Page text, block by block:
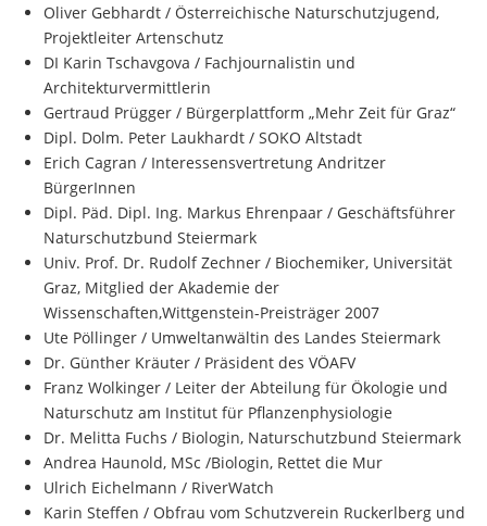
Oliver Gebhardt / Österreichische Naturschutzjugend,
Projektleiter Artenschutz
DI Karin Tschavgova / Fachjournalistin und
Architekturvermittlerin
Gertraud Prügger / Bürgerplattform „Mehr Zeit für Graz“
Dipl. Dolm. Peter Laukhardt / SOKO Altstadt
Erich Cagran / Interessensvertretung Andritzer
BürgerInnen
Dipl. Päd. Dipl. Ing. Markus Ehrenpaar / Geschäftsführer
Naturschutzbund Steiermark
Univ. Prof. Dr. Rudolf Zechner / Biochemiker, Universität
Graz, Mitglied der Akademie der
Wissenschaften,Wittgenstein-Preisträger 2007
Ute Pöllinger / Umweltanwältin des Landes Steiermark
Dr. Günther Kräuter / Präsident des VÖAFV
Franz Wolkinger / Leiter der Abteilung für Ökologie und
Naturschutz am Institut für Pflanzenphysiologie
Dr. Melitta Fuchs / Biologin, Naturschutzbund Steiermark
Andrea Haunold, MSc /Biologin, Rettet die Mur
Ulrich Eichelmann / RiverWatch
Karin Steffen / Obfrau vom Schutzverein Ruckerlberg und